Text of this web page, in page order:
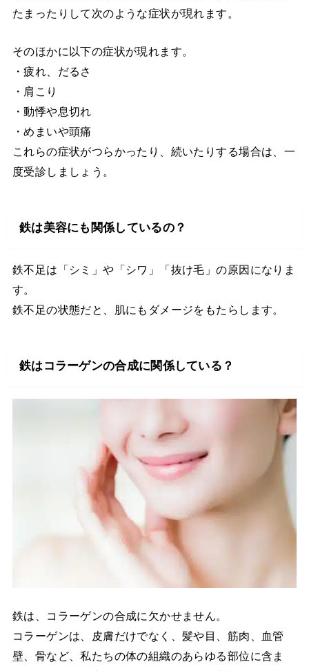
たまったりして次のような症状が現れます。
そのほかに以下の症状が現れます。
・疲れ、だるさ
・肩こり
・動悸や息切れ
・めまいや頭痛
これらの症状がつらかったり、続いたりする場合は、一
度受診しましょう。
鉄は美容にも関係しているの？
鉄不足は「シミ」や「シワ」「抜け毛」の原因になりま
す。
鉄不足の状態だと、肌にもダメージをもたらします。
鉄はコラーゲンの合成に関係している？
鉄は、コラーゲンの合成に欠かせません。
コラーゲンは、皮膚だけでなく、髪や目、筋肉、血管
壁、骨など、私たちの体の組織のあらゆる部位に含ま